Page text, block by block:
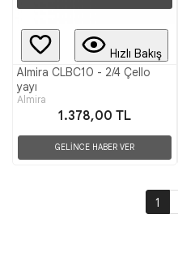
Hızlı Bakış
Almira CLBC10 - 2/4 Çello
yayı
Almira
1.378,00 TL
GELİNCE HABER VER
1